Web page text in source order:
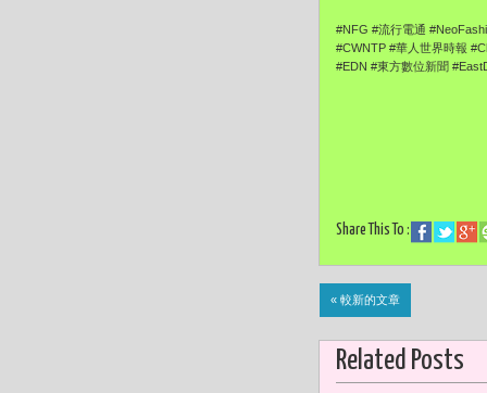
#NFG #流行電通
#CWNTP #華人世界時報
#EDN #東方數位新聞
Share This To :
« 較新的文章
Related Posts